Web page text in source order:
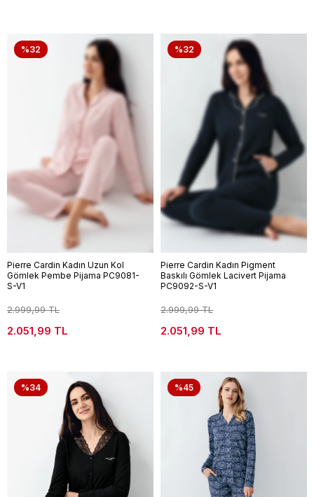
%32
Pierre Cardin Kadın Uzun Kol
Gömlek Pembe Pijama PC9081-
S-V1
2.999,99 TL
2.051,99 TL
%32
Pierre Cardin Kadın Pigment
Baskılı Gömlek Lacivert Pijama
PC9092-S-V1
2.999,99 TL
2.051,99 TL
%34 %45